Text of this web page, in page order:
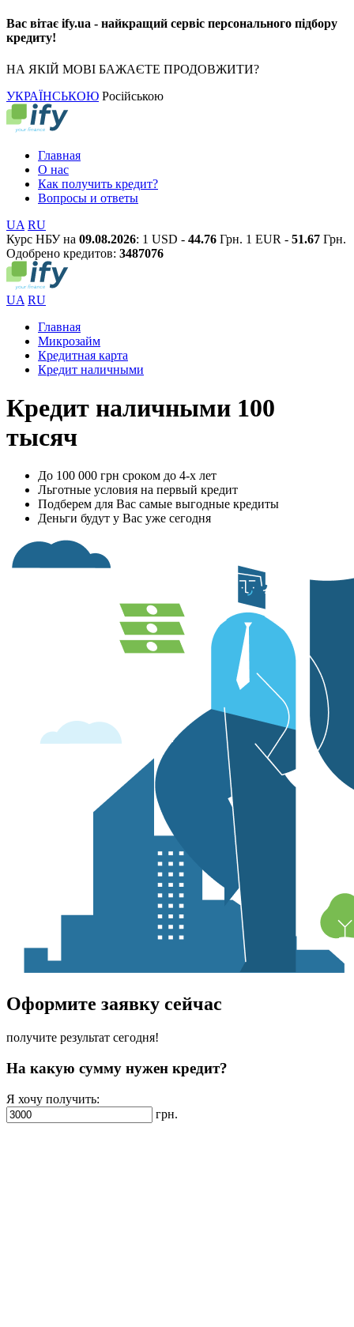
Вас вітає ify.ua - найкращий сервіс персонального підбору
кредиту!
НА ЯКІЙ МОВІ БАЖАЄТЕ ПРОДОВЖИТИ?
УКРАЇНСЬКОЮ Російською
Главная
О нас
Как получить кредит?
Вопросы и ответы
UA RU
Курс НБУ на 09.08.2026: 1 USD - 44.76 Грн. 1 EUR - 51.67 Грн.
Одобрено кредитов: 3487076
UA RU
Главная
Микрозайм
Кредитная карта
Кредит наличными
Кредит наличными 100
тысяч
До 100 000 грн сроком до 4-х лет
Льготные условия на первый кредит
Подберем для Вас самые выгодные кредиты
Деньги будут у Вас уже сегодня
Оформите заявку сейчас
получите результат сегодня!
На какую сумму нужен кредит?
Я хочу получить:
грн.